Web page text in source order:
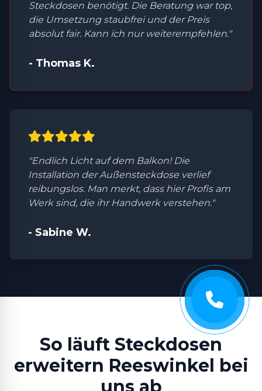
Steckdosen benötigt. Die Beratung war top,
die Umsetzung staubfrei und der Preis
absolut fair. Kann ich nur weiterempfehlen."
- Thomas K.
"Endlich Licht auf dem Balkon! Die
Installation der Außensteckdose verlief
reibungslos. Man merkt, dass hier Profis am
Werk sind, die ihr Handwerk verstehen."
- Sabine W.
So läuft Steckdosen
erweitern Reeswinkel bei
uns ab